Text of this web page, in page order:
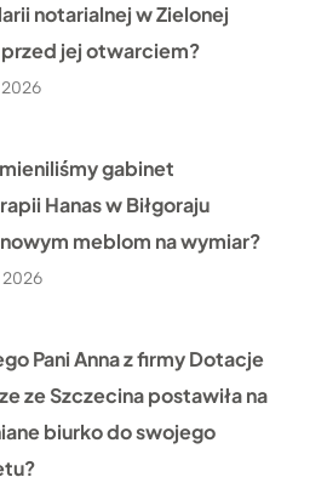
notarialnej w Zielonej
jej otwarciem?
gabinet
Hanas w Biłgoraju
meblom na wymiar?
2026
Pani Anna z firmy Dotacje
ze Szczecina postawiła na
biurko do swojego